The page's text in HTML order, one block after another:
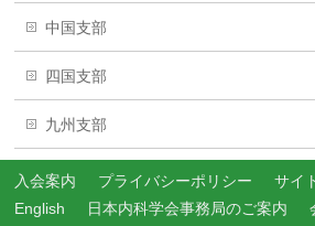
中国支部
四国支部
九州支部
入会案内 プライバシーポリシー サイ
English
日本内科学会事務局のご案内